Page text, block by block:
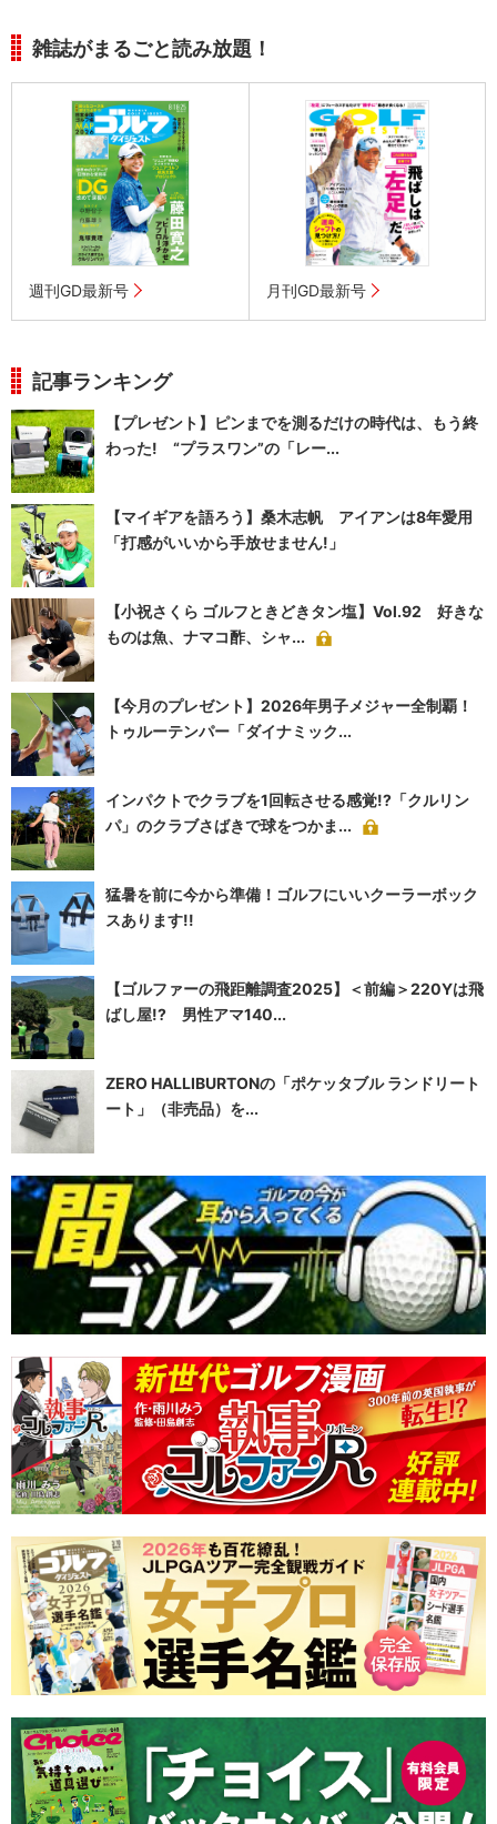
雑誌がまるごと読み放題！
週刊GD最新号 月刊GD最新号
記事ランキング
【プレゼント】ピンまでを測るだけの時代は、もう終
わった! “プラスワン”の「レー...
【マイギアを語ろう】桑木志帆 アイアンは8年愛用
「打感がいいから手放せません!」
【小祝さくら ゴルフときどきタン塩】Vol.92 好きな
ものは魚、ナマコ酢、シャ...
【今月のプレゼント】2026年男子メジャー全制覇！
トゥルーテンパー「ダイナミック...
インパクトでクラブを1回転させる感覚!?「クルリン
パ」のクラブさばきで球をつかま...
猛暑を前に今から準備！ゴルフにいいクーラーボック
スあります!!
【ゴルファーの飛距離調査2025】＜前編＞220Yは飛
ばし屋!? 男性アマ140...
ZERO HALLIBURTONの「ポケッタブル ランドリート
ート」（非売品）を...